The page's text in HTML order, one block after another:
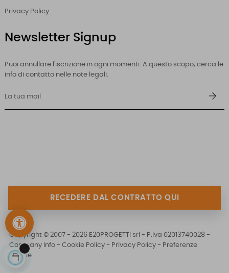
Privacy Policy
Newsletter Signup
Puoi annullare l'iscrizione in ogni momenti. A questo scopo, cerca le
info di contatto nelle note legali.
RECEDERE DAL CONTRATTO QUI
Copyright © 2007 - 2026 E20PROGETTI srl - P.Iva 02013740028 -
Company Info - Cookie Policy - Privacy Policy - Preferenze
Cookie